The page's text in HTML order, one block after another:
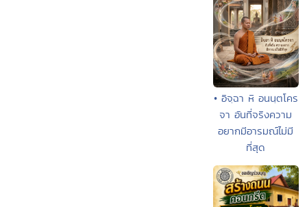
• อิจฺฉา หิ อนนฺตโคร
จา อันที่จริงความ
อยากมีอารมณ์ไม่มี
ที่สุด